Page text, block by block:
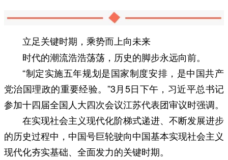
立足关键时期，乘势而上向未来
时代的潮流浩浩荡荡，历史的脚步永远向前。
“制定实施五年规划是国家制度安排，是中国共产
党治国理政的重要经验。”3月5日下午，习近平总书记
参加十四届全国人大四次会议江苏代表团审议时强调。
在实现社会主义现代化阶梯式递进、不断发展进步
的历史过程中，中国号巨轮驶向中国基本实现社会主义
现代化夯实基础、全面发力的关键时期。